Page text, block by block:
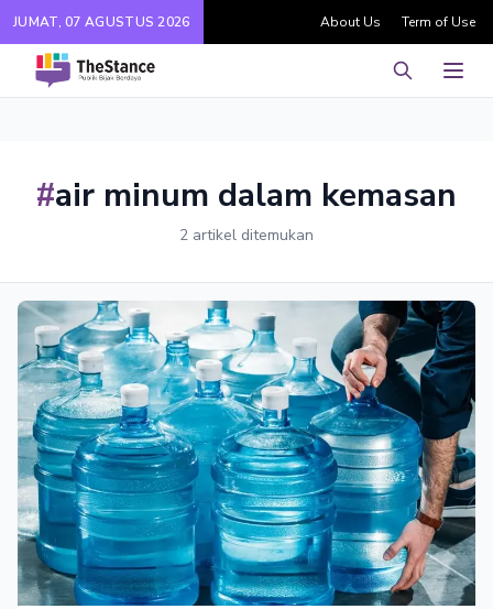
JUMAT, 07 AGUSTUS 2026 About Us Term of Use
Pencarian
#air minum dalam kemasan
2 artikel ditemukan